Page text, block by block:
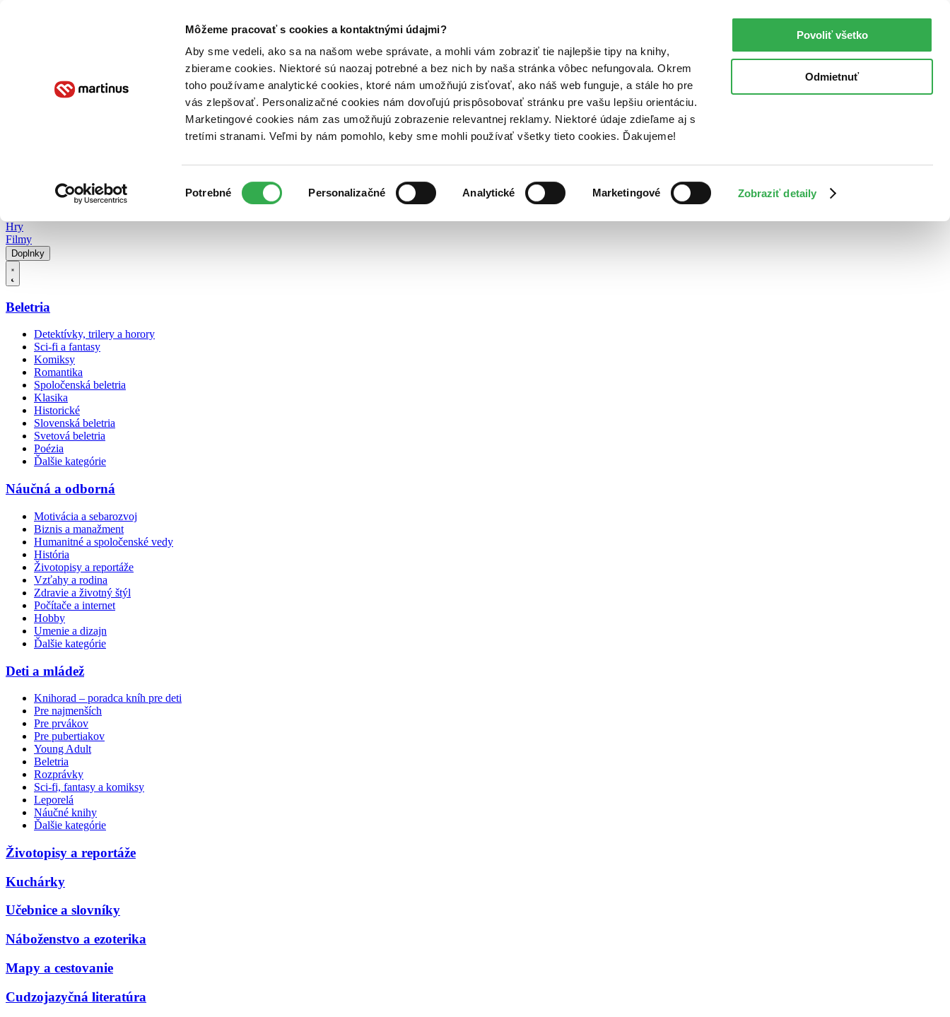
Môžeme pracovať s cookies a kontaktnými údajmi?
Aby sme vedeli, ako sa na našom webe správate, a mohli vám zobraziť tie najlepšie tipy na knihy,
zbierame cookies. Niektoré sú naozaj potrebné a bez nich by naša stránka vôbec nefungovala. Okrem
toho používame analytické cookies, ktoré nám umožňujú zisťovať, ako náš web funguje, a stále ho pre
vás zlepšovať. Personalizačné cookies nám dovoľujú prispôsobovať stránku pre vašu lepšiu orientáciu.
Marketingové cookies nám zas umožňujú zobrazenie relevantnej reklamy. Niektoré údaje zdieľame aj s
tretími stranami. Veľmi by nám pomohlo, keby sme mohli používať všetky tieto cookies. Ďakujeme!
súhlasu
Potrebné Personalizačné Analytické Marketingové Zobraziť detaily
Povoliť všetko
Odmietnuť
Poukážky Kontakt
Hry
Filmy
Doplnky
Beletria
Detektívky, trilery a horory
Sci-fi a fantasy
Komiksy
Romantika
Spoločenská beletria
Klasika
Historické
Slovenská beletria
Svetová beletria
Poézia
Ďalšie kategórie
Náučná a odborná
Motivácia a sebarozvoj
Biznis a manažment
Humanitné a spoločenské vedy
História
Životopisy a reportáže
Vzťahy a rodina
Zdravie a životný štýl
Počítače a internet
Hobby
Umenie a dizajn
Ďalšie kategórie
Deti a mládež
Knihorad – poradca kníh pre deti
Pre najmenších
Pre prvákov
Pre pubertiakov
Young Adult
Beletria
Rozprávky
Sci-fi, fantasy a komiksy
Leporelá
Náučné knihy
Ďalšie kategórie
Životopisy a reportáže
Kuchárky
Učebnice a slovníky
Náboženstvo a ezoterika
Mapy a cestovanie
Cudzojazyčná literatúra